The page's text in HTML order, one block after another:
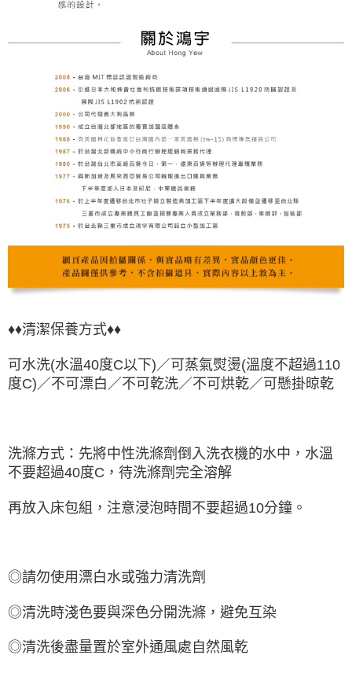
♦♦清潔保養方式♦♦
可水洗(水溫40度C以下)／可蒸氣熨燙(溫度不超過110
度C) ／不可漂白／不可乾洗／不可烘乾／可懸掛晾乾
洗滌方式：先將中性洗滌劑倒入洗衣機的水中，水溫
不要超過40度C，待洗滌劑完全溶解
再放入床包組，注意浸泡時間不要超過10分鐘。
◎請勿使用漂白水或強力清洗劑
◎清洗時淺色要與深色分開洗滌，避免互染
◎清洗後盡量置於室外通風處自然風乾